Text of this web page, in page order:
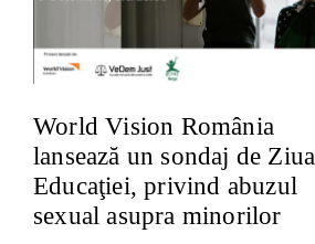
World Vision România
lansează un sondaj de Ziua
Educaţiei, privind abuzul
sexual asupra minorilor